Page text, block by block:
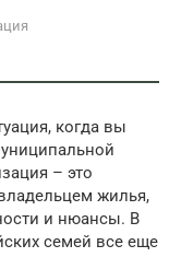
когда вы
– это
жилья,
и нюансы. В
семей все еще